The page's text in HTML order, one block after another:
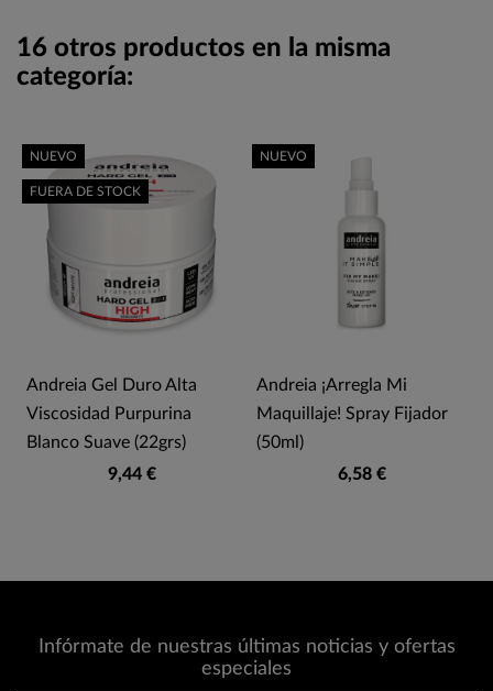
16 otros productos en la misma
categoría:
Andreia Gel Duro Alta
Viscosidad Purpurina
Blanco Suave (22grs)
9,44 €
NUEVO
FUERA DE STOCK
Andreia ¡Arregla Mi
Maquillaje! Spray Fijador
(50ml)
6,58 €
NUEVO
Infórmate de nuestras últimas noticias y ofertas
especiales